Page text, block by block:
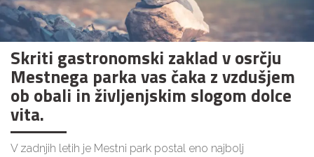
Skriti gastronomski zaklad v osrčju
Mestnega parka vas čaka z vzdušjem
ob obali in življenjskim slogom dolce
vita.
V zadnjih letih je Mestni park postal eno najbolj